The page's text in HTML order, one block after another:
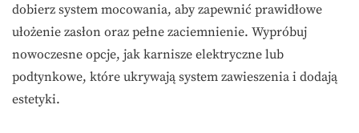
dobierz system mocowania, aby zapewnić prawidłowe
ułożenie zasłon oraz pełne zaciemnienie. Wypróbuj
nowoczesne opcje, jak karnisze elektryczne lub
podtynkowe, które ukrywają system zawieszenia i dodają
estetyki.